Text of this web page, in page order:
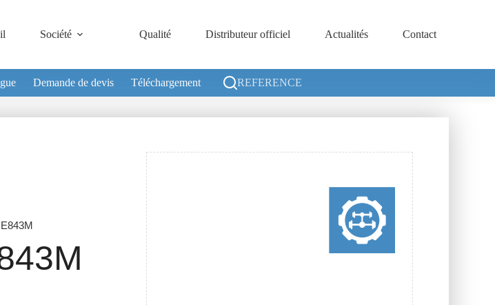
Société Qualité Distributeur officiel Actualités Contact
Demande de devis Téléchargement REFERENCE